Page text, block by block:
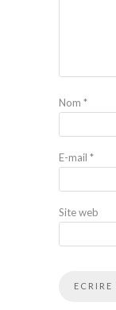
Nom *
E-mail *
Site web